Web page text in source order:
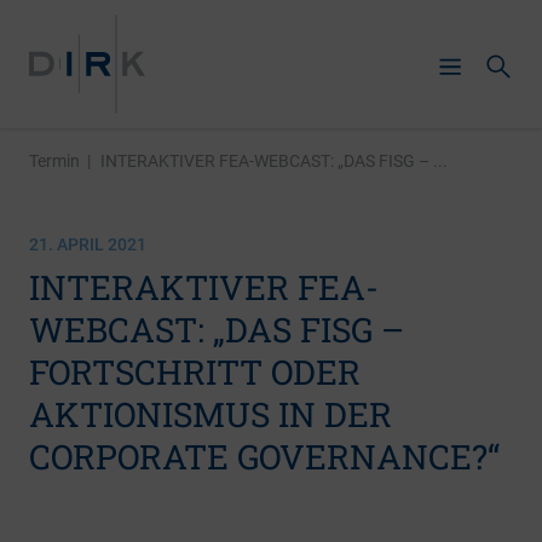
Termin | INTERAKTIVER FEA-WEBCAST: „DAS FISG – ...
21. APRIL 2021
INTERAKTIVER FEA-
WEBCAST: „DAS FISG –
FORTSCHRITT ODER
AKTIONISMUS IN DER
CORPORATE GOVERNANCE?“